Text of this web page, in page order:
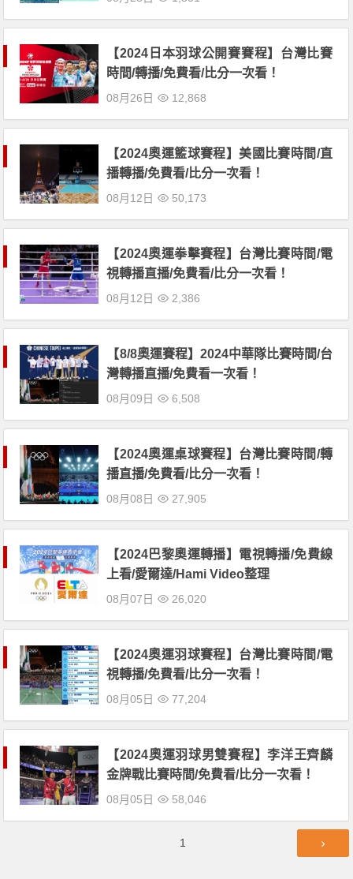
【2024日本羽球公開賽賽程】台灣比賽
時間/轉播/免費看/比分一次看！
08月26日 12,868
【2024奧運籃球賽程】美國比賽時間/直
播轉播/免費看/比分一次看！
08月12日 50,173
【2024奧運拳擊賽程】台灣比賽時間/電
視轉播直播/免費看/比分一次看！
08月12日 2,386
【8/8奧運賽程】2024中華隊比賽時間/台
灣轉播直播/免費看一次看！
08月09日 6,508
【2024奧運桌球賽程】台灣比賽時間/轉
播直播/免費看/比分一次看！
08月08日 27,905
【2024巴黎奧運轉播】電視轉播/免費線
上看/愛爾達/Hami Video整理
08月07日 26,020
【2024奧運羽球賽程】台灣比賽時間/電
視轉播/免費看/比分一次看！
08月05日 77,204
【2024奧運羽球男雙賽程】李洋王齊麟
金牌戰比賽時間/免費看/比分一次看！
08月05日 58,046
1